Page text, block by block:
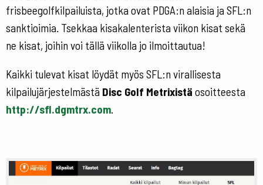
frisbeegolfkilpailuista, jotka ovat PDGA:n alaisia ja SFL:n
sanktioimia. Tsekkaa kisakalenterista viikon kisat sekä
ne kisat, joihin voi tällä viikolla jo ilmoittautua!
Kaikki tulevat kisat löydät myös SFL:n virallisesta
kilpailujärjestelmästä Disc Golf Metrixistä osoitteesta
http://sfl.dgmtrx.com.